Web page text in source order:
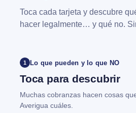
Toca cada tarjeta y descubre
hacer legalmente… y qué no.
1 Lo que pueden y lo que NO
Toca para descubrir
Muchas cobranzas hacen cosas
Averigua cuáles.